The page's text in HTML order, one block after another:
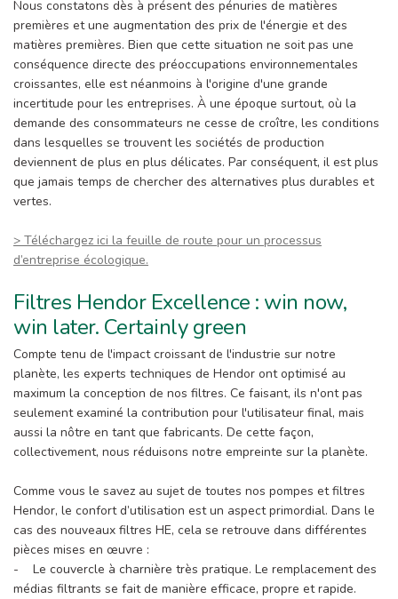
Nous constatons dès à présent des pénuries de matières
premières et une augmentation des prix de l'énergie et des
matières premières. Bien que cette situation ne soit pas une
conséquence directe des préoccupations environnementales
croissantes, elle est néanmoins à l'origine d'une grande
incertitude pour les entreprises. À une époque surtout, où la
demande des consommateurs ne cesse de croître, les conditions
dans lesquelles se trouvent les sociétés de production
deviennent de plus en plus délicates. Par conséquent, il est plus
que jamais temps de chercher des alternatives plus durables et
vertes.
> Téléchargez ici la feuille de route pour un processus
d’entreprise écologique.
Filtres Hendor Excellence : win now,
win later. Certainly green
Compte tenu de l'impact croissant de l'industrie sur notre
planète, les experts techniques de Hendor ont optimisé au
maximum la conception de nos filtres. Ce faisant, ils n'ont pas
seulement examiné la contribution pour l'utilisateur final, mais
aussi la nôtre en tant que fabricants. De cette façon,
collectivement, nous réduisons notre empreinte sur la planète.
Comme vous le savez au sujet de toutes nos pompes et filtres
Hendor, le confort d’utilisation est un aspect primordial. Dans le
cas des nouveaux filtres HE, cela se retrouve dans différentes
pièces mises en œuvre :
- Le couvercle à charnière très pratique. Le remplacement des
médias filtrants se fait de manière efficace, propre et rapide.